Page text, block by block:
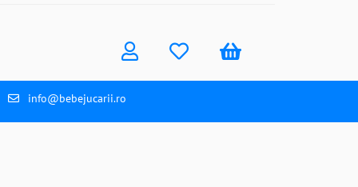
info@bebejucarii.ro